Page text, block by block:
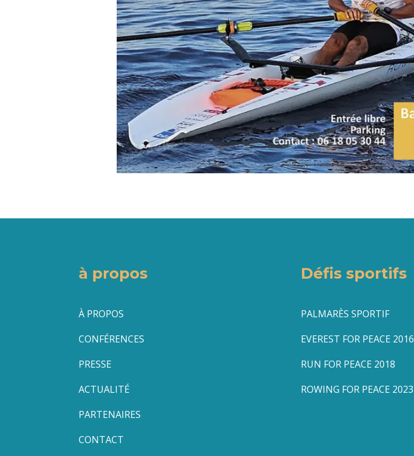
à propos
À PROPOS
CONFÉRENCES
PRESSE
ACTUALITÉ
PARTENAIRES
CONTACT
Défis sportifs
PALMARÈS SPORTIF
EVEREST FOR PEACE 2016
RUN FOR PEACE 2018
ROWING FOR PEACE 2023